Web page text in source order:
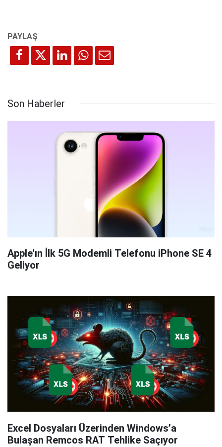
Son Haberler
Apple'ın İlk 5G Modemli Telefonu iPhone SE 4
Geliyor
Excel Dosyaları Üzerinden Windows’a
Bulaşan Remcos RAT Tehlike Saçıyor